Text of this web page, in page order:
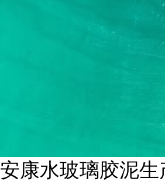
安康水玻璃胶泥